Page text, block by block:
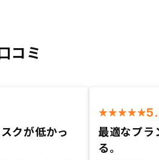
コミ
クが低かっ
最適なプラ
る。